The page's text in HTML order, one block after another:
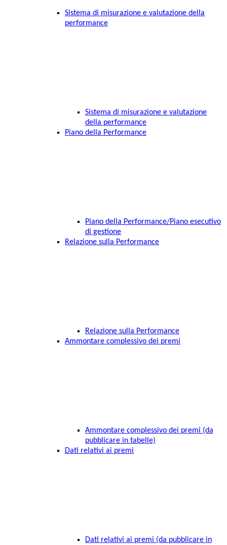
Sistema di misurazione e valutazione della
performance
Sistema di misurazione e valutazione
della performance
Piano della Performance
Piano della Performance/Piano esecutivo
di gestione
Relazione sulla Performance
Relazione sulla Performance
Ammontare complessivo dei premi
Ammontare complessivo dei premi (da
pubblicare in tabelle)
Dati relativi ai premi
Dati relativi ai premi (da pubblicare in